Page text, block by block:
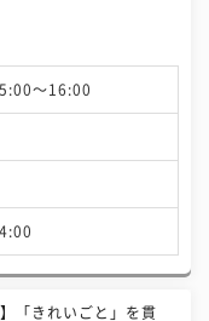
〜16:00
】「きれいごと」を貫